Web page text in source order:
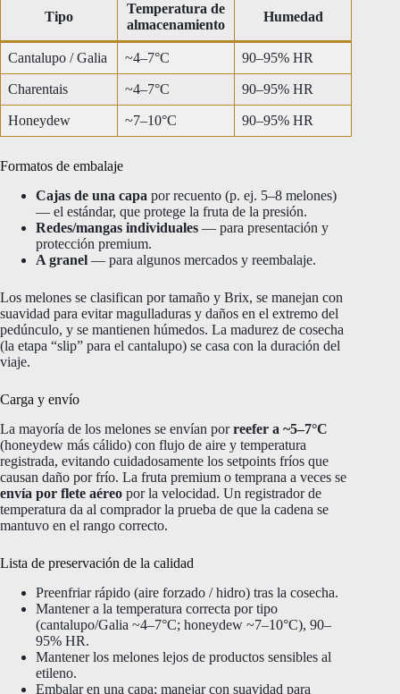
Tipo
Temperatura de
almacenamiento
Humedad
Cantalupo / Galia ~4–7°C 90–95% HR
Charentais ~4–7°C 90–95% HR
Honeydew ~7–10°C 90–95% HR
Formatos de embalaje
Cajas de una capa por recuento (p. ej. 5–8 melones)
— el estándar, que protege la fruta de la presión.
Redes/mangas individuales — para presentación y
protección premium.
A granel — para algunos mercados y reembalaje.
Los melones se clasifican por tamaño y Brix, se manejan con
suavidad para evitar magulladuras y daños en el extremo del
pedúnculo, y se mantienen húmedos. La madurez de cosecha
(la etapa “slip” para el cantalupo) se casa con la duración del
viaje.
Carga y envío
La mayoría de los melones se envían porreefer a ~5–7°C
(honeydew más cálido) con flujo de aire y temperatura
registrada, evitando cuidadosamente los setpoints fríos que
causan daño por frío. La fruta premium o temprana a veces se
envía por flete aéreo por la velocidad. Un registrador de
temperatura da al comprador la prueba de que la cadena se
mantuvo en el rango correcto.
Lista de preservación de la calidad
Preenfriar rápido (aire forzado / hidro) tras la cosecha.
Mantener a la temperatura correcta por tipo
(cantalupo/Galia ~4–7°C; honeydew ~7–10°C), 90–
95% HR.
Mantener los melones lejos de productos sensibles al
etileno.
Embalar en una capa; manejar con suavidad para